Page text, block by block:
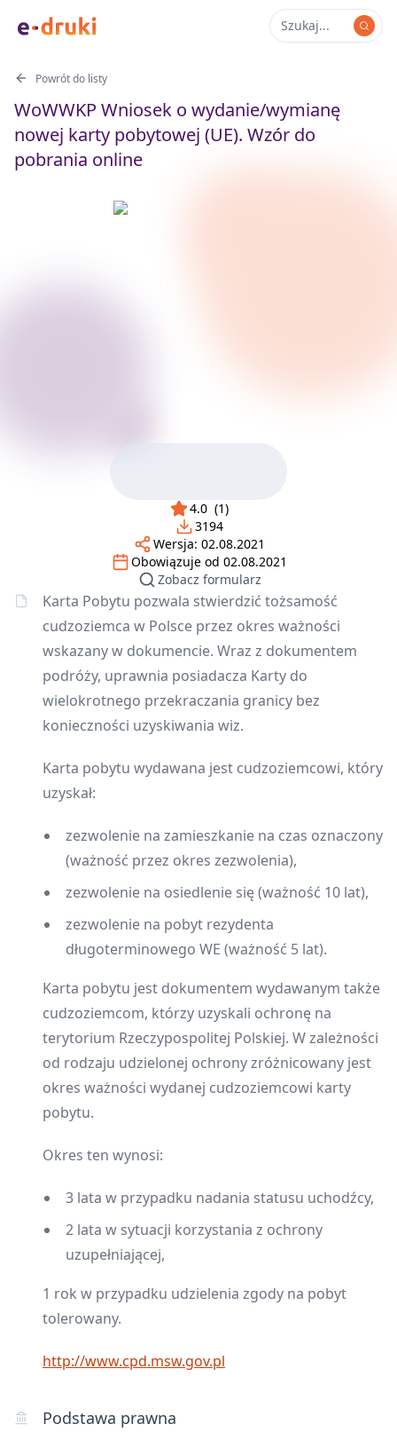
Powrót do listy
WoWWKP Wniosek o wydanie/wymianę
nowej karty pobytowej (UE). Wzór do
pobrania online
4.0 (1)
3194
Wersja: 02.08.2021
Obowiązuje od 02.08.2021
Zobacz formularz
Karta Pobytu pozwala stwierdzić tożsamość
cudzoziemca w Polsce przez okres ważności
wskazany w dokumencie. Wraz z dokumentem
podróży, uprawnia posiadacza Karty do
wielokrotnego przekraczania granicy bez
konieczności uzyskiwania wiz.
Karta pobytu wydawana jest cudzoziemcowi, który
uzyskał:
zezwolenie na zamieszkanie na czas oznaczony
(ważność przez okres zezwolenia),
zezwolenie na osiedlenie się (ważność 10 lat),
zezwolenie na pobyt rezydenta
długoterminowego WE (ważność 5 lat).
Karta pobytu jest dokumentem wydawanym także
cudzoziemcom, którzy uzyskali ochronę na
terytorium Rzeczypospolitej Polskiej. W zależności
od rodzaju udzielonej ochrony zróżnicowany jest
okres ważności wydanej cudzoziemcowi karty
pobytu.
Okres ten wynosi:
3 lata w przypadku nadania statusu uchodźcy,
2 lata w sytuacji korzystania z ochrony
uzupełniającej,
1 rok w przypadku udzielenia zgody na pobyt
tolerowany.
http://www.cpd.msw.gov.pl
Podstawa prawna